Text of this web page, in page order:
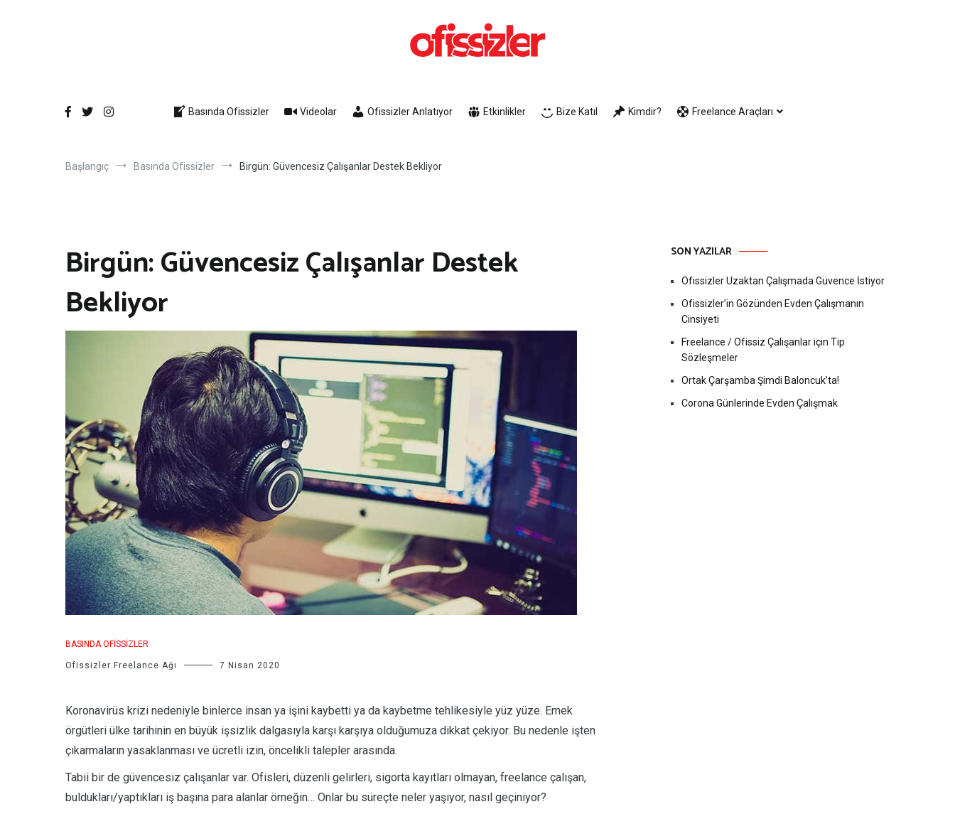
Basında Ofissizler
Videolar Ofissizler Anlatıyor Etkinlikler Bize Katıl Kimdir? Freelance Araçları
Başlangıç Basında Ofissizler Birgün: Güvencesiz Çalışanlar Destek Bekliyor
Birgün: Güvencesiz Çalışanlar Destek
Bekliyor
BASINDA OFISSIZLER
Ofissizler Freelance Ağı 7 Nisan 2020
Koronavirüs krizi nedeniyle binlerce insan ya işini kaybetti ya da kaybetme tehlikesiyle yüz yüze. Emek
örgütleri ülke tarihinin en büyük işsizlik dalgasıyla karşı karşıya olduğumuza dikkat çekiyor. Bu nedenle işten
çıkarmaların yasaklanması ve ücretli izin, öncelikli talepler arasında.
Tabii bir de güvencesiz çalışanlar var. Ofisleri, düzenli gelirleri, sigorta kayıtları olmayan, freelance çalışan,
buldukları/yaptıkları iş başına para alanlar örneğin… Onlar bu süreçte neler yaşıyor, nasıl geçiniyor?
SON YAZILAR
Ofissizler Uzaktan Çalışmada Güvence İstiyor
Ofissizler’in Gözünden Evden Çalışmanın
Cinsiyeti
Freelance / Ofissiz Çalışanlar için Tip
Sözleşmeler
Ortak Çarşamba Şimdi Baloncuk’ta!
Corona Günlerinde Evden Çalışmak